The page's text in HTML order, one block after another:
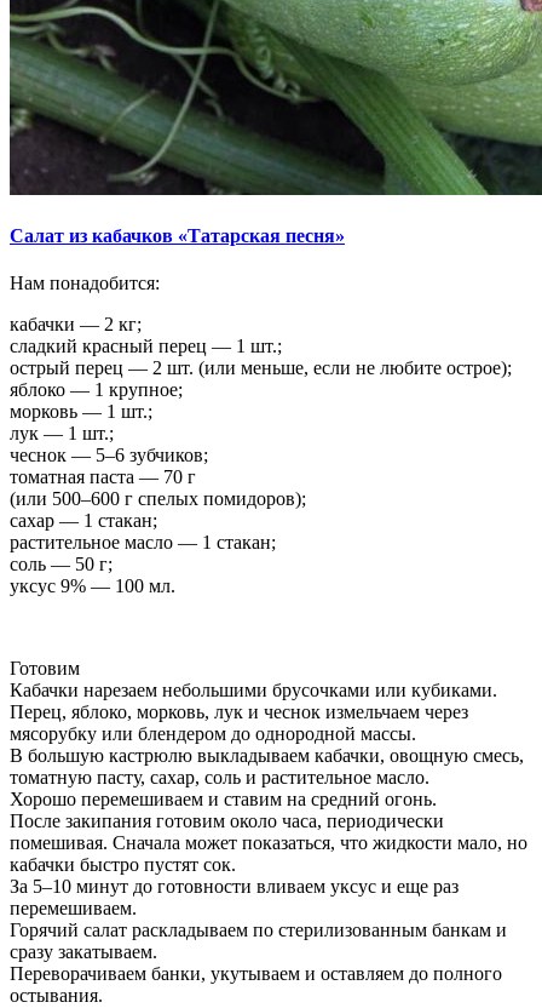
Салат из кабачков «Татарская песня»
Нам понадобится:
кабачки — 2 кг;
сладкий красный перец — 1 шт.;
острый перец — 2 шт. (или меньше, если не любите острое);
яблоко — 1 крупное;
морковь — 1 шт.;
лук — 1 шт.;
чеснок — 5–6 зубчиков;
томатная паста — 70 г
(или 500–600 г спелых помидоров);
сахар — 1 стакан;
растительное масло — 1 стакан;
соль — 50 г;
уксус 9% — 100 мл.
Готовим
Кабачки нарезаем небольшими брусочками или кубиками.
Перец, яблоко, морковь, лук и чеснок измельчаем через
мясорубку или блендером до однородной массы.
В большую кастрюлю выкладываем кабачки, овощную смесь,
томатную пасту, сахар, соль и растительное масло.
Хорошо перемешиваем и ставим на средний огонь.
После закипания готовим около часа, периодически
помешивая. Сначала может показаться, что жидкости мало, но
кабачки быстро пустят сок.
За 5–10 минут до готовности вливаем уксус и еще раз
перемешиваем.
Горячий салат раскладываем по стерилизованным банкам и
сразу закатываем.
Переворачиваем банки, укутываем и оставляем до полного
остывания.